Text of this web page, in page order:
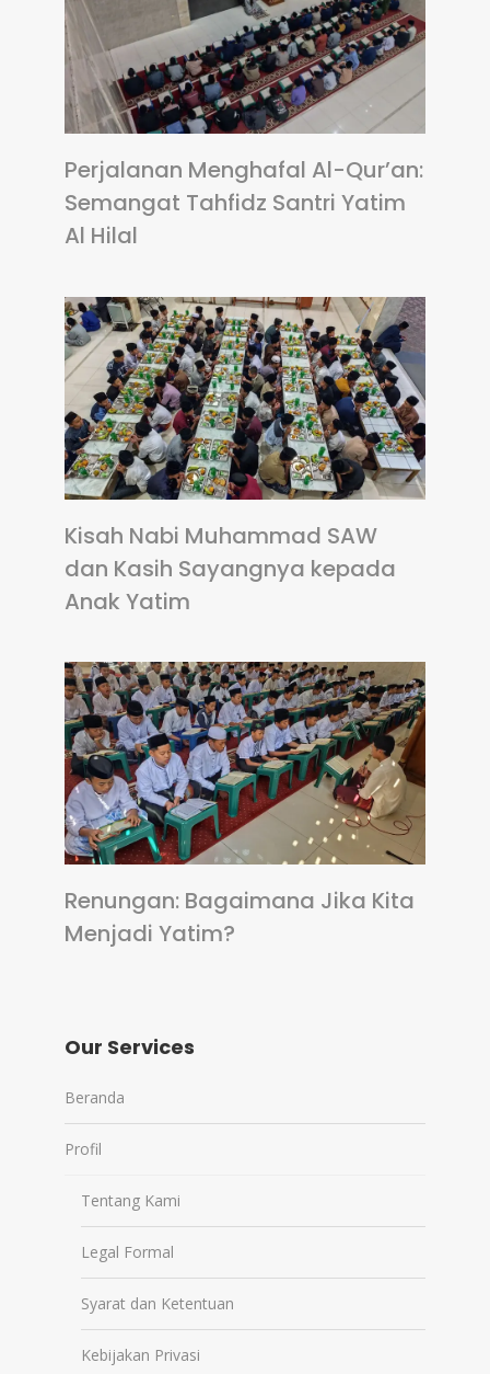
Perjalanan Menghafal Al-Qur’an:
Semangat Tahfidz Santri Yatim
Al Hilal
Kisah Nabi Muhammad SAW
dan Kasih Sayangnya kepada
Anak Yatim
Renungan: Bagaimana Jika Kita
Menjadi Yatim?
Our Services
Beranda
Profil
Tentang Kami
Legal Formal
Syarat dan Ketentuan
Kebijakan Privasi